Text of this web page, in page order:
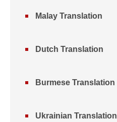
Malay Translation
Dutch Translation
Burmese Translation
Ukrainian Translation